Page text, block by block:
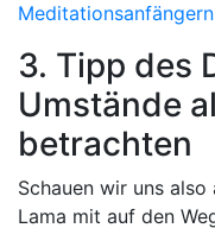
3. Tipp des
Umstände
betrachten
Schauen wir uns
Lama mit auf den